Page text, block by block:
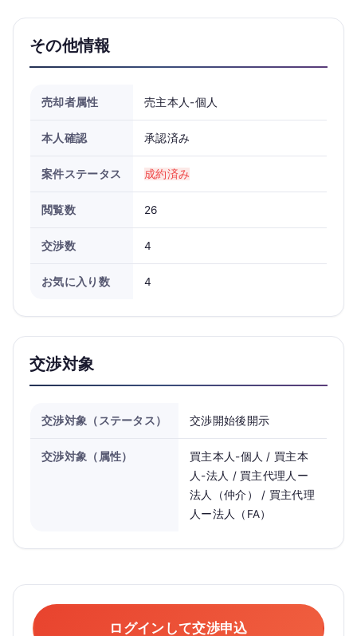
その他情報
売却者属性 売主本人-個人
本人確認 承認済み
案件ステータス 成約済み
閲覧数 26
交渉数 4
お気に入り数 4
交渉対象
交渉対象（ステータス） 交渉開始後開示
交渉対象（属性）
買主本人-個人 / 買主本
人-法人 / 買主代理人ー
法人（仲介） / 買主代理
人ー法人（FA）
ログインして交渉申込